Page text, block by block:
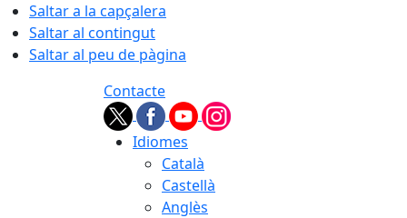
Saltar a la capçalera
Saltar al contingut
Saltar al peu de pàgina
Contacte
Idiomes
Català
Castellà
Anglès